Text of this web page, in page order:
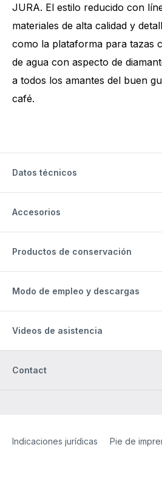
JURA. El estilo reducido con
materiales de alta calidad y
como la plataforma para tazas
de agua con aspecto de
a todos los amantes del buen
café.
Datos técnicos
Accesorios
Productos de conservación
Modo de empleo y descargas
Videos de asistencia
Contact
Site Web
[Website information]
Indicaciones jurídicas Pie de